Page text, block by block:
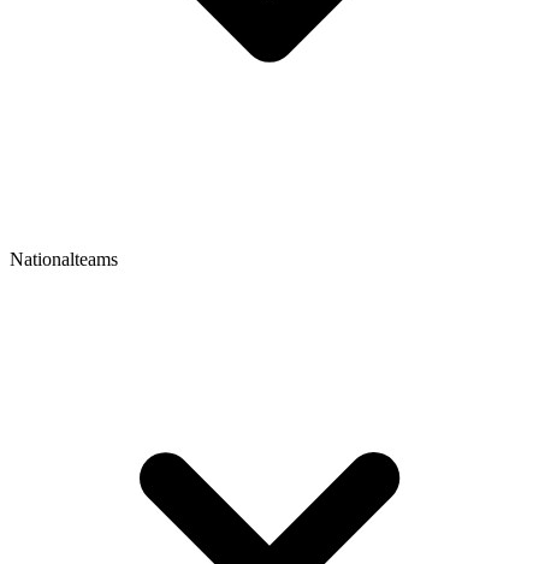
Nationalteams